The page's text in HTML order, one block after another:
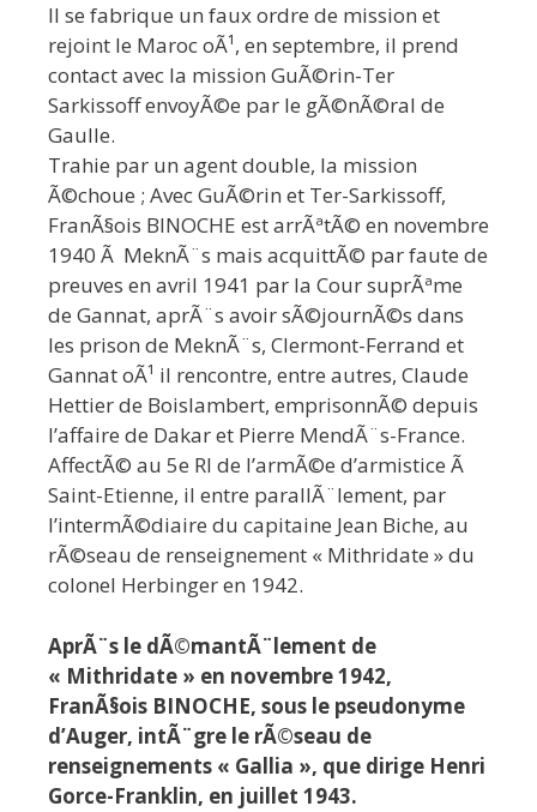
Il se fabrique un faux ordre de mission et
rejoint le Maroc oÃ¹, en septembre, il prend
contact avec la mission GuÃ©rin-Ter
Sarkissoff envoyÃ©e par le gÃ©nÃ©ral de
Gaulle.
Trahie par un agent double, la mission
Ã©choue ; Avec GuÃ©rin et Ter-Sarkissoff,
FranÃ§ois BINOCHE est arrÃªtÃ© en novembre
1940 Ã MeknÃ¨s mais acquittÃ© par faute de
preuves en avril 1941 par la Cour suprÃªme
de Gannat, aprÃ¨s avoir sÃ©journÃ©s dans
les prison de MeknÃ¨s, Clermont-Ferrand et
Gannat oÃ¹ il rencontre, entre autres, Claude
Hettier de Boislambert, emprisonnÃ© depuis
l’affaire de Dakar et Pierre MendÃ¨s-France.
AffectÃ© au 5e RI de l’armÃ©e d’armistice Ã
Saint-Etienne, il entre parallÃ¨lement, par
l’intermÃ©diaire du capitaine Jean Biche, au
rÃ©seau de renseignement « Mithridate » du
colonel Herbinger en 1942.
AprÃ¨s le dÃ©mantÃ¨lement de
« Mithridate » en novembre 1942,
FranÃ§ois BINOCHE, sous le pseudonyme
d’Auger, intÃ¨gre le rÃ©seau de
renseignements « Gallia », que dirige Henri
Gorce-Franklin, en juillet 1943.